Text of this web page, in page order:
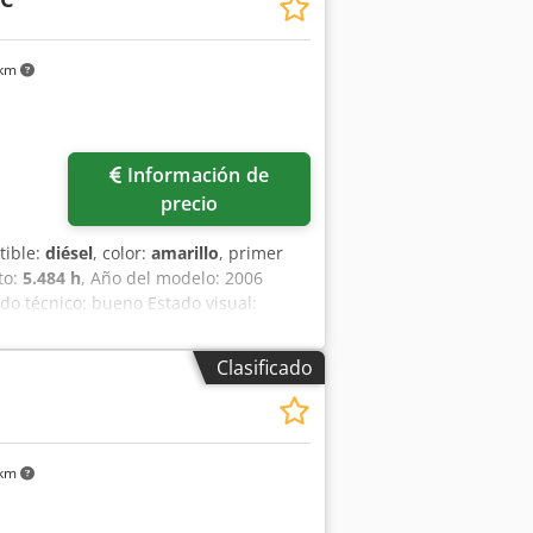
el IVA. IVA/Régimen de recargo de
precio
diésel, color: amarillo, primer
5.484 h, Año del modelo: 2006
técnico: bueno Estado visual:
a Ernst van Hek para más
Clasificado